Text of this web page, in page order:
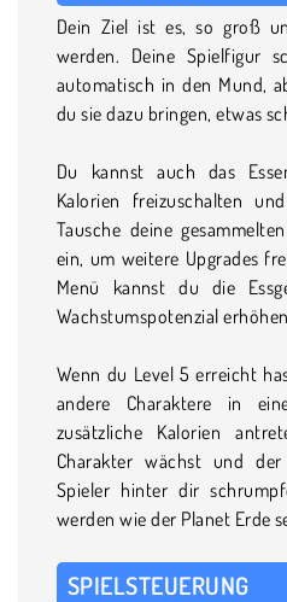
Dein Ziel ist es, so groß
werden. Deine Spielfigur
automatisch in den Mund,
du sie dazu bringen, etwas
Du kannst auch das
Kalorien freizuschalten
Tausche deine
ein, um weitere Upgrades
Menü kannst du die
Wachstumspotenzial
Wenn du Level 5 erreicht
andere Charaktere in
zusätzliche Kalorien
Charakter wächst und
Spieler hinter dir
werden wie der Planet Erde
SPIELSTEUERUNG